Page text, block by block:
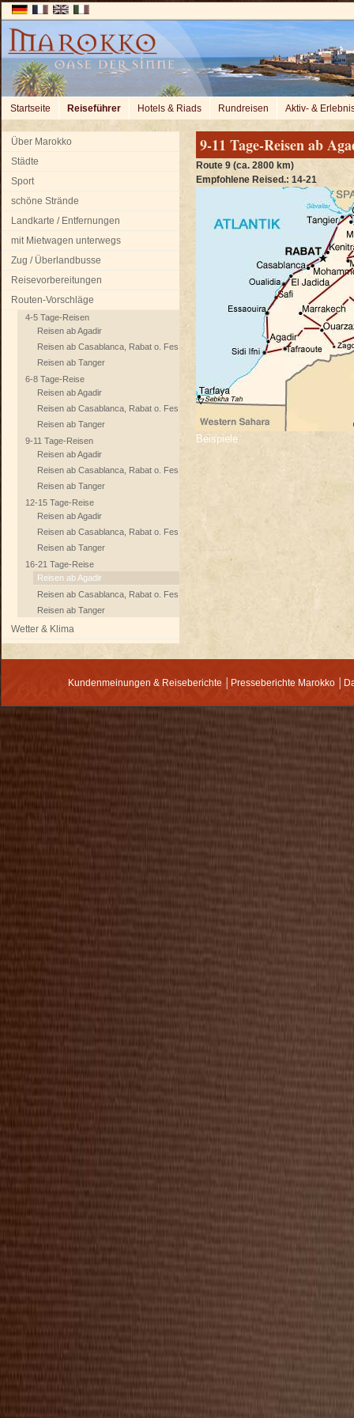
Startseite Reiseführer Hotels & Riads Rundreisen Aktiv- &
Über Marokko
Städte
Sport
schöne Strände
Landkarte / Entfernungen
mit Mietwagen unterwegs
Zug / Überlandbusse
Reisevorbereitungen
Routen-Vorschläge
4-5 Tage-Reisen
Reisen ab Agadir
Reisen ab Casablanca, Rabat o. Fes
Reisen ab Tanger
6-8 Tage-Reise
Reisen ab Agadir
Reisen ab Casablanca, Rabat o. Fes
Reisen ab Tanger
9-11 Tage-Reisen
Reisen ab Agadir
Reisen ab Casablanca, Rabat o. Fes
Reisen ab Tanger
12-15 Tage-Reise
Reisen ab Agadir
Reisen ab Casablanca, Rabat o. Fes
Reisen ab Tanger
16-21 Tage-Reise
Reisen ab Agadir
Reisen ab Casablanca, Rabat o. Fes
Reisen ab Tanger
Wetter & Klima
9-11 Tage-Reisen ab
Route 9 (ca. 2800 km)
Empfohlene Reised.: 14-21
Beispiele
Kundenmeinungen & Reiseberichte Presseberichte Marokko